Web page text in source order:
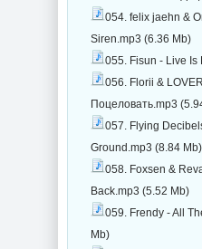
054. felix jaehn &
Siren.mp3 (6.36 Mb)
055. Fisun - Live Is
056. Florii &
Поцеловать.mp3
057. Flying
Ground.mp3 (8.84 Mb)
058. Foxsen &
Back.mp3 (5.52 Mb)
059. Frendy - All
Mb)